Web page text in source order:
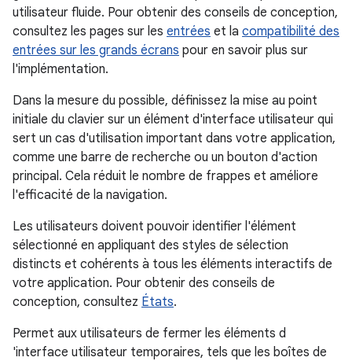
utilisateur fluide. Pour obtenir des conseils de conception,
consultez les pages sur les entrées et la compatibilité des
entrées sur les grands écrans pour en savoir plus sur
l'implémentation.
Dans la mesure du possible, définissez la mise au point
initiale du clavier sur un élément d'interface utilisateur qui
sert un cas d'utilisation important dans votre application,
comme une barre de recherche ou un bouton d'action
principal. Cela réduit le nombre de frappes et améliore
l'efficacité de la navigation.
Les utilisateurs doivent pouvoir identifier l'élément
sélectionné en appliquant des styles de sélection
distincts et cohérents à tous les éléments interactifs de
votre application. Pour obtenir des conseils de
conception, consultez États.
Permet aux utilisateurs de fermer les éléments d
'interface utilisateur temporaires, tels que les boîtes de